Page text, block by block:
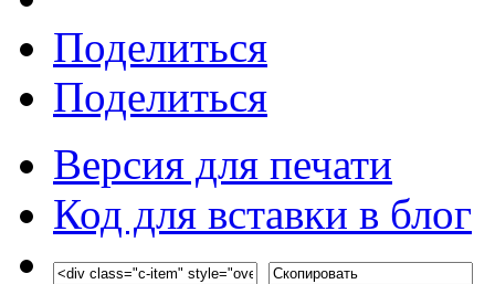
Поделиться
Поделиться
Версия для печати
Код для вставки в блог